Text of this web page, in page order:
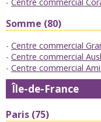
Centre commercial
Somme (80)
Centre commercial
Centre commercial
Centre commercial
Île-de-France
Paris (75)